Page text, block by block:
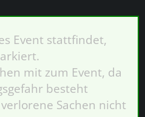
Event stattfindet,
mit zum Event, da
besteht
Sachen nicht